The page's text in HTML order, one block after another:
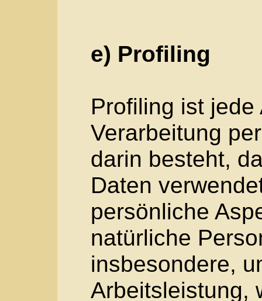
welche die
Hinzuziehung
mehr einer
zugeordnet
zusätzlichen
aufbewahrt
organisatorischen
gewährleisten,
Daten nicht einer
identifizierbaren
zugewiesen werden.